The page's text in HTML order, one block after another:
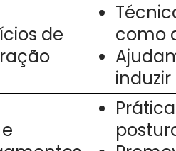
de
como